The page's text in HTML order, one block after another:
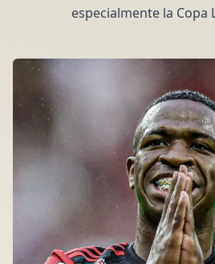
especialmente la Copa